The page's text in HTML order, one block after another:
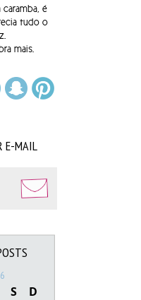
| Camiseta R$ 69,90
| Caneca R$ 34,80
54,80 Moletom R$
é
tudo o
mais.
E-MAIL
S
D